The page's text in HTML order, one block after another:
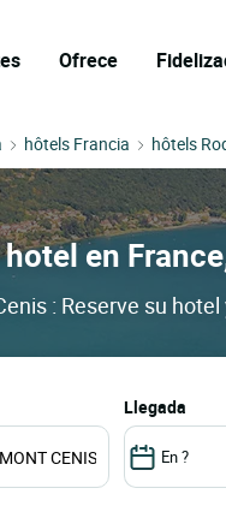
Ofrece
hôtels Francia hôtels
en
: Reserve su
llegada